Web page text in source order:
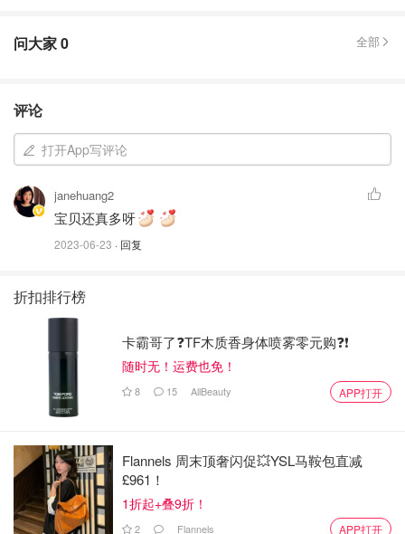
4）喜欢将他们叠带，可带走手腕也可带在手臂上，可以再
加上不同颜色、材质的一起叠带。
夏天真好，可以拗各种造型。
问大家0 全部
评论
打开App写评论
janehuang2
宝贝还真多呀
2023-06-23 · 回复
折扣排行榜
卡霸哥了❓TF木质香身体喷雾零元购❓❗
随时无！运费也免！
8 15 AllBeauty APP打开
Flannels 周末顶奢闪促💥YSL马鞍包直减
£961！
1折起+叠9折！
2 Flannels APP打开